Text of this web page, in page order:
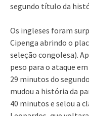
segundo título da
Os ingleses foram
Cipenga abrindo o
seleção congolesa).
peso para o ataque
29 minutos do
mudou a história da
40 minutos e selou a